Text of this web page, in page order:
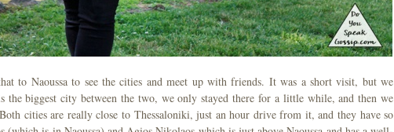
to Naoussa to see the cities and meet up with friends. It was a short visit, but we
biggest city between the two, we only stayed there for a little while, and then we
cities are really close to Thessaloniki, just an hour drive from it, and they have so